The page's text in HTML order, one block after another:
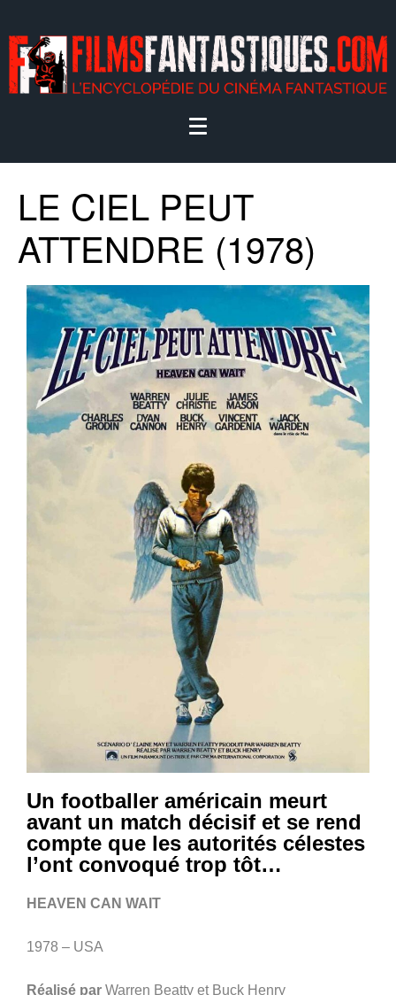
LE CIEL PEUT
ATTENDRE (1978)
Un footballer américain meurt
avant un match décisif et se rend
compte que les autorités célestes
l’ont convoqué trop tôt…
HEAVEN CAN WAIT
1978 – USA
Réalisé par Warren Beatty et Buck Henry